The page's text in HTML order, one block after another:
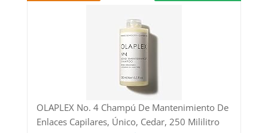
OLAPLEX No. 4 Champú De Mantenimiento De
Enlaces Capilares, Único, Cedar, 250 Mililitro